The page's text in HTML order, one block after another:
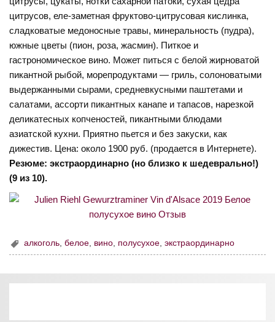
цитрусов, еле-заметная фруктово-цитрусовая кислинка,
сладковатые медоносные травы, минеральность (пудра),
южные цветы (пион, роза, жасмин). Питкое и
гастрономическое вино. Может питься с белой жирноватой
пикантной рыбой, морепродуктами — гриль, солоноватыми
выдержанными сырами, средневкусными паштетами и
салатами, ассорти пикантных канапе и тапасов, нарезкой
деликатесных копченостей, пикантными блюдами
азиатской кухни. Приятно пьется и без закуски, как
дижестив. Цена: около 1900 руб. (продается в Интернете).
Резюме: экстраординарно (но близко к шедеврально!)
(9 из 10).
алкоголь,белое, вино, полусухое,экстраординарно